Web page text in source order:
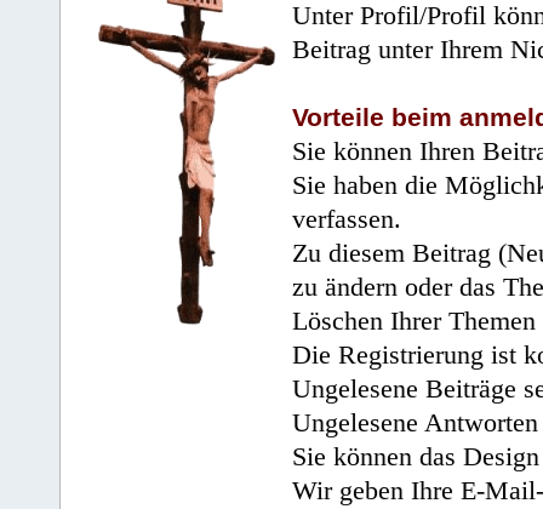
Unter Profil/Profil
Beitrag unter Ihrem
Vorteile beim
Sie können Ihren
Sie haben die
verfassen.
Zu diesem Beitrag
zu ändern oder das
Löschen Ihrer
Die Registrierung ist
Ungelesene Beiträge
Ungelesene
Sie können das
Wir geben Ihre E-